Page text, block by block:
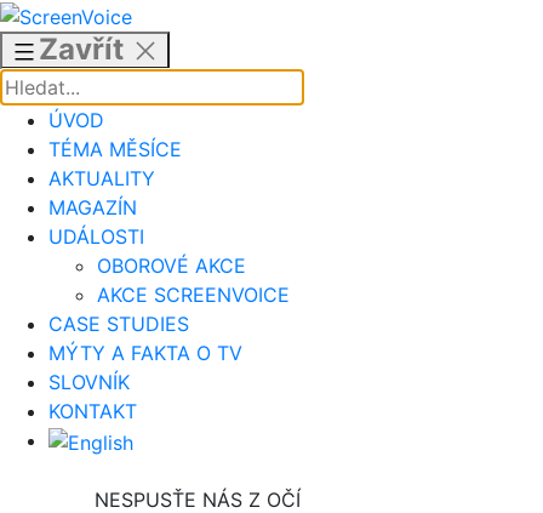
Přejít
obsahu
Zavřít
ÚVOD
TÉMA MĚSÍCE
AKTUALITY
MAGAZÍN
UDÁLOSTI
OBOROVÉ AKCE
AKCE SCREENVOICE
CASE STUDIES
MÝTY A FAKTA O TV
SLOVNÍK
KONTAKT
NESPUSŤE NÁS Z OČÍ